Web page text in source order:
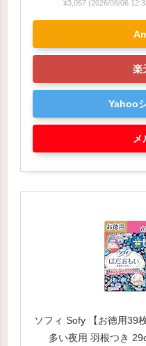
¥3,057 (2026/08/06
楽
Yahoo
メ
ソフィ Sofy 【お徳用39
多い夜用 羽根つき